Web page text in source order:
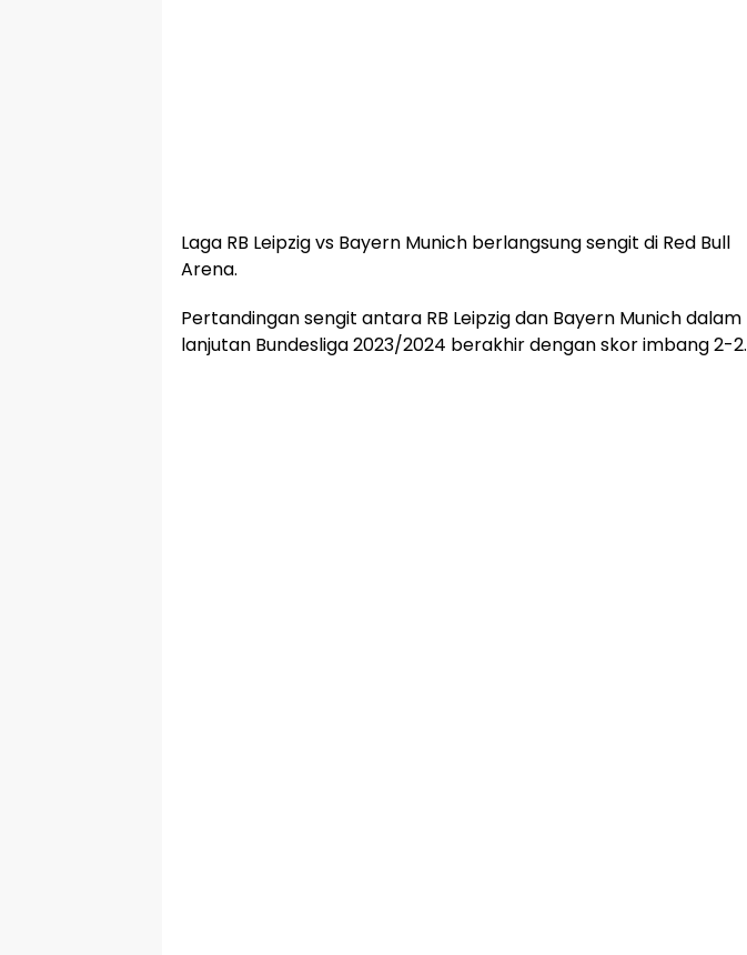
Laga RB Leipzig vs Bayern Munich berlangsung sengit di Red Bull
Arena.
Pertandingan sengit antara RB Leipzig dan Bayern Munich dalam
lanjutan Bundesliga 2023/2024 berakhir dengan skor imbang 2-2.